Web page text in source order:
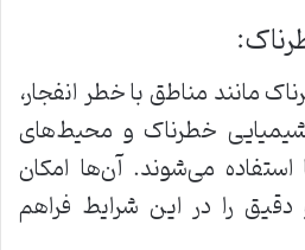
مانند مناطق با خطر انفجار،
شیمیایی خطرناک و محیط‌های
استفاده می‌شوند. آن‌ها امکان
دقیق را در این شرایط فراهم